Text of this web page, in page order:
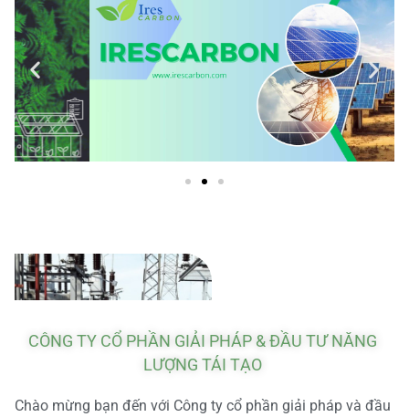
CÔNG TY CỔ PHẦN GIẢI PHÁP & ĐẦU TƯ NĂNG
LƯỢNG TÁI TẠO
Chào mừng bạn đến với Công ty cổ phần giải pháp và đầu